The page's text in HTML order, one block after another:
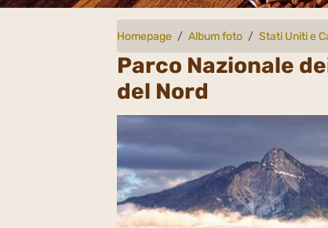
Homepage Album foto Stati Uniti e
Parco Nazionale
del Nord